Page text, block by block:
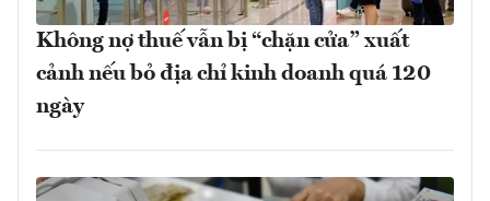
Không nợ thuế vẫn bị “chặn cửa” xuất
cảnh nếu bỏ địa chỉ kinh doanh quá 120
ngày